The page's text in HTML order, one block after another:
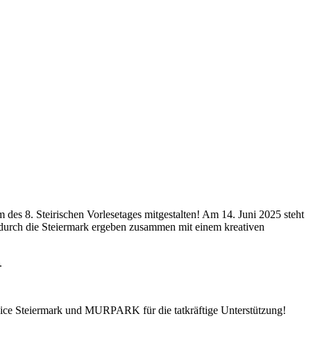
des 8. Steirischen Vorlesetages mitgestalten! Am 14. Juni 2025 steht
die Steiermark ergeben zusammen mit einem kreativen
Steiermark und MURPARK für die tatkräftige Unterstützung!